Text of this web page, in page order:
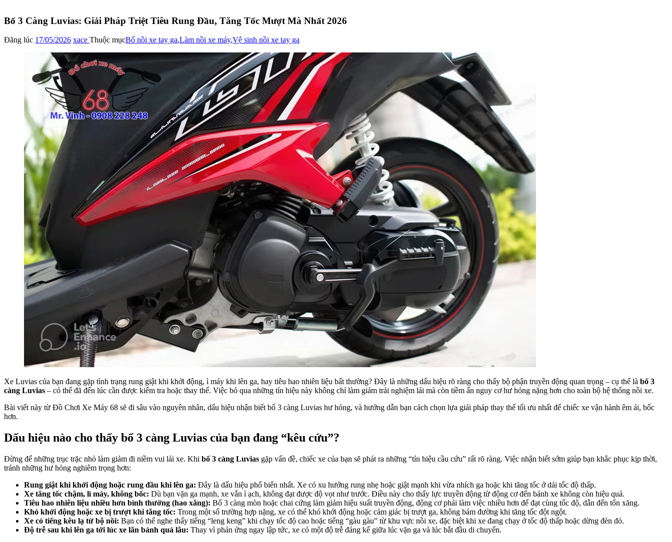
Bố 3 Càng Luvias: Giải Pháp Triệt Tiêu Rung Đầu, Tăng Tốc Mượt Mà Nhất 2026
Đăng lúc 17/05/2026 xace Thuộc mụcBố nồi xe tay ga,Làm nồi xe máy,Vệ sinh nồi xe tay ga
Xe Luvias của bạn đang gặp tình trạng rung giật khi khởi động, ì máy khi lên ga, hay tiêu hao nhiên liệu bất thường? Đây là những dấu hiệu rõ ràng cho thấy bộ phận truyền động quan trọng – cụ thể là bố 3
càng Luvias – có thể đã đến lúc cần được kiểm tra hoặc thay thế. Việc bỏ qua những tín hiệu này không chỉ làm giảm trải nghiệm lái mà còn tiềm ẩn nguy cơ hư hỏng nặng hơn cho toàn bộ hệ thống nồi xe.
Bài viết này từ Đồ Chơi Xe Máy 68 sẽ đi sâu vào nguyên nhân, dấu hiệu nhận biết bố 3 càng Luvias hư hỏng, và hướng dẫn bạn cách chọn lựa giải pháp thay thế tối ưu nhất để chiếc xe vận hành êm ái, bốc
hơn.
Dấu hiệu nào cho thấy bố 3 càng Luvias của bạn đang “kêu cứu”?
Đừng để những trục trặc nhỏ làm giảm đi niềm vui lái xe. Khi bố 3 càng Luvias gặp vấn đề, chiếc xe của bạn sẽ phát ra những “tín hiệu cầu cứu” rất rõ ràng. Việc nhận biết sớm giúp bạn khắc phục kịp thời,
tránh những hư hỏng nghiêm trọng hơn:
Rung giật khi khởi động hoặc rung đầu khi lên ga: Đây là dấu hiệu phổ biến nhất. Xe có xu hướng rung nhẹ hoặc giật mạnh khi vừa nhích ga hoặc khi tăng tốc ở dải tốc độ thấp.
Xe tăng tốc chậm, lì máy, không bốc: Dù bạn vặn ga mạnh, xe vẫn ì ạch, không đạt được độ vọt như trước. Điều này cho thấy lực truyền động từ động cơ đến bánh xe không còn hiệu quả.
Tiêu hao nhiên liệu nhiều hơn bình thường (hao xăng): Bố 3 càng mòn hoặc chai cứng làm giảm hiệu suất truyền động, động cơ phải làm việc nhiều hơn để đạt cùng tốc độ, dẫn đến tốn xăng.
Khó khởi động hoặc xe bị trượt khi tăng tốc: Trong một số trường hợp nặng, xe có thể khó khởi động hoặc cảm giác bị trượt ga, không bám đường khi tăng tốc đột ngột.
Xe có tiếng kêu lạ từ bộ nồi: Bạn có thể nghe thấy tiếng “leng keng” khi chạy tốc độ cao hoặc tiếng “gàu gàu” từ khu vực nồi xe, đặc biệt khi xe đang chạy ở tốc độ thấp hoặc dừng đèn đỏ.
Độ trễ sau khi lên ga tới lúc xe lăn bánh quá lâu: Thay vì phản ứng ngay lập tức, xe có một độ trễ đáng kể giữa lúc vặn ga và lúc bắt đầu di chuyển.